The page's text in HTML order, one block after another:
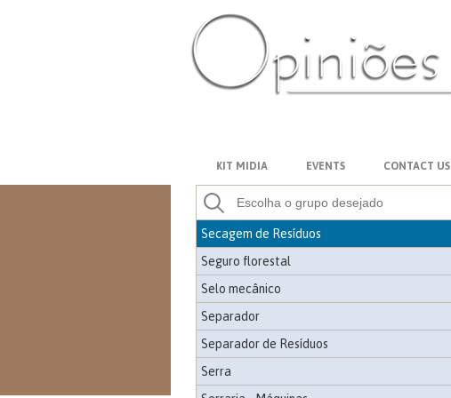
KIT MIDIA EVENTS CONTACT US
Rolo e cilindro
Sabre
Sabre - Garra traçadora
Secagem de Madeiras
Secagem de Resíduos
Seguro florestal
Selo mecânico
Separador
Separador de Resíduos
Serra